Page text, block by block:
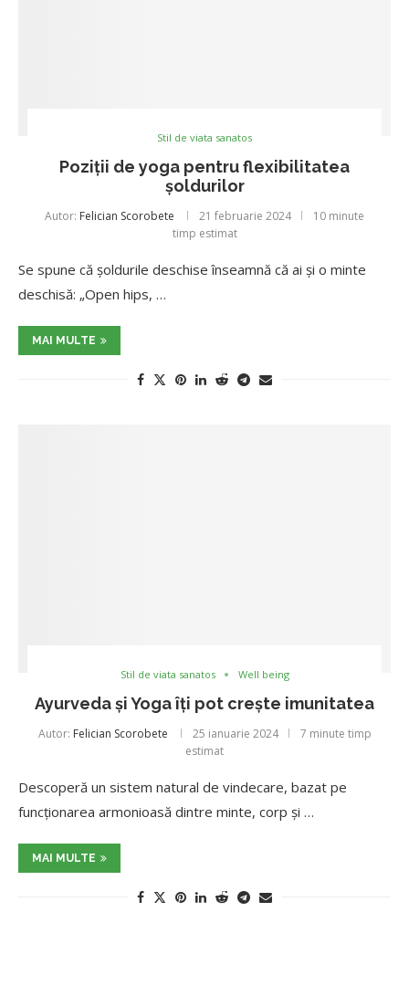
Stil de viata sanatos
Poziții de yoga pentru flexibilitatea
șoldurilor
Autor: Felician Scorobete 21 februarie 2024
10 minute
timp estimat
Se spune că șoldurile deschise înseamnă că ai și o minte
deschisă: „Open hips, …
MAI MULTE
Stil de viata sanatos Well being
Ayurveda și Yoga îți pot crește imunitatea
Autor: Felician Scorobete 25 ianuarie 2024
7 minute timp
estimat
Descoperă un sistem natural de vindecare, bazat pe
funcționarea armonioasă dintre minte, corp și …
MAI MULTE